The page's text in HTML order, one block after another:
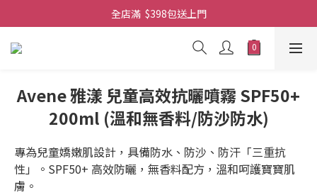
全店滿  $398包送上門
全店滿  $398包送上門
免費-簡單設計 禮卡 - 資料請在訂單上備注
Avene 雅漾 兒童高效抗曬噴霧 SPF50+
200ml (溫和無香料/防沙防水)
專為兒童嬌嫩肌設計，具備防水、防沙、防汗「三重抗
性」。SPF50+ 高效防曬，無香料配方，溫和呵護寶寶肌
膚。